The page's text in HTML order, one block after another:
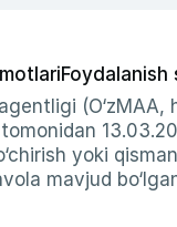
Foydalanish
yoki
mavjud